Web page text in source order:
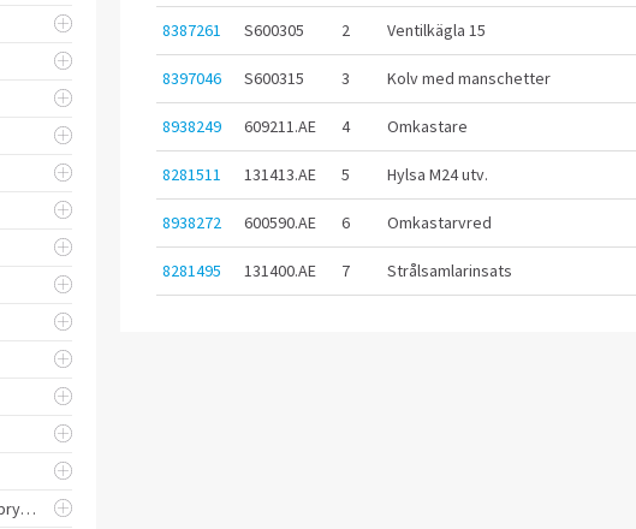
Läckageskydd och Vattenfelsbrytare
8387261 S600305 2 Ventilkägla 15
8397046 S600315 3 Kolv med manschetter
8938249 609211.AE 4 Omkastare
8281511 131413.AE 5 Hylsa M24 utv.
8938272 600590.AE 6 Omkastarvred
8281495 131400.AE 7 Strålsamlarinsats